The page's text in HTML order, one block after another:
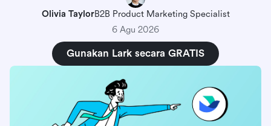
Olivia TaylorB2B Product Marketing Specialist
6 Agu 2026
Gunakan Lark secara GRATIS